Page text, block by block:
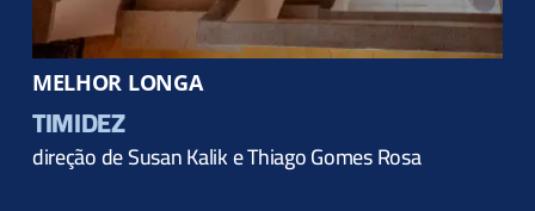
MELHOR LONGA
TIMIDEZ
direção de Susan Kalik e Thiago Gomes Rosa